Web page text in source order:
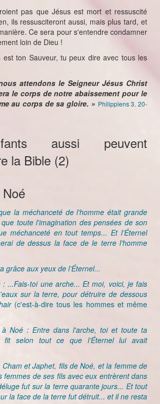
pas que Jésus est mort et ressuscité
ils ressusciteront aussi, mais plus tard, et
Ce sera pour s'entendre condamner
loin de Dieu !
est ton Sauveur, tu peux dire avec tous les
attendons le Seigneur Jésus Christ
le corps de notre abaissement pour le
au corps de sa gloire. » Philippiens 3. 20-
aussi peuvent
la Bible (2)
la méchanceté de l'homme était grande
toute l'imagination des pensées de son
méchanceté en tout temps... Et l’Éternel
de dessus la face de le terre l'homme
grâce aux yeux de l’Éternel...
...Fais-toi une arche... Et moi, voici, je fais
sur la terre, pour détruire de dessous
(c'est-à-dire tous les hommes et même
à Noé : Entre dans l'arche, toi et toute ta
fit selon tout ce que l’Éternel lui avait
et Japhet, fils de Noé, et la femme de
femmes de ses fils avec eux entrèrent dans
fut sur la terre quarante jours... Et tout
la face de la terre fut détruit... et il ne resta